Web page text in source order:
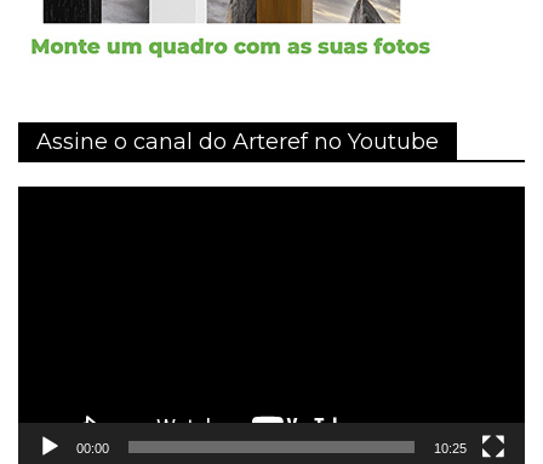
Assine o canal do Arteref no Youtube
00:00 10:25